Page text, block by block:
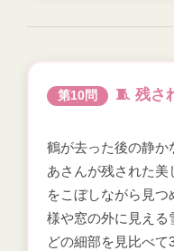
第10問 🧵 残さ
鶴が去った後の静か
あさんが残された美
をこぼしながら見
様や窓の外に見える
どの細部を見比べて